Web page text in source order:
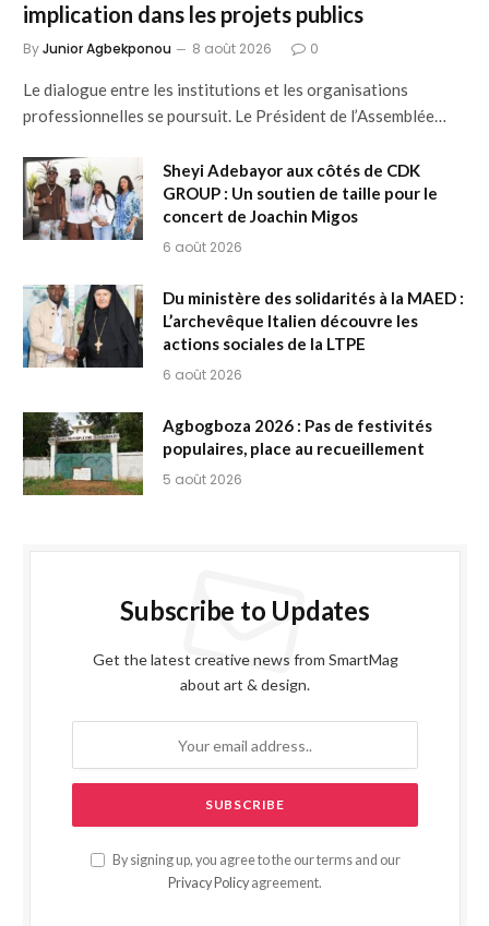
implication dans les projets publics
ByJunior Agbekponou 8 août 2026 0
Le dialogue entre les institutions et les organisations
professionnelles se poursuit. Le Président de l’Assemblée…
Sheyi Adebayor aux côtés de CDK
GROUP : Un soutien de taille pour le
concert de Joachin Migos
6 août 2026
Du ministère des solidarités à la MAED :
L’archevêque Italien découvre les
actions sociales de la LTPE
6 août 2026
Agbogboza 2026 : Pas de festivités
populaires, place au recueillement
5 août 2026
Subscribe to Updates
Get the latest creative news from SmartMag
about art & design.
By signing up, you agree to the our terms and our
Privacy Policy agreement.